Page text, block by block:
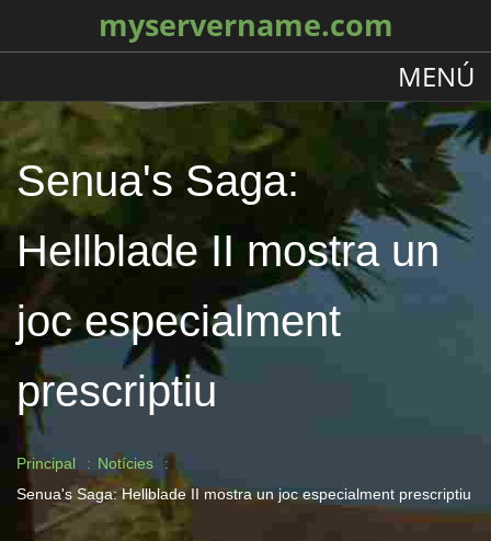
myservername.com
MENÚ
Senua's Saga:
Hellblade II mostra un
joc especialment
prescriptiu
Principal
Notícies
Senua's Saga: Hellblade II mostra un joc especialment prescriptiu